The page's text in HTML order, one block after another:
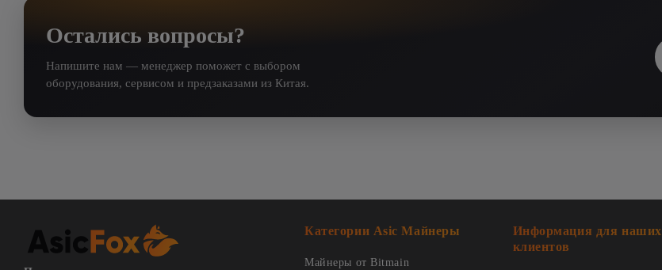
Остались вопросы?
Напишите нам — менеджер поможет с выбором
оборудования, сервисом и предзаказами из Китая.
Категории Asic Майнеры
Майнеры от Bitmain
Информация для наших
клиентов